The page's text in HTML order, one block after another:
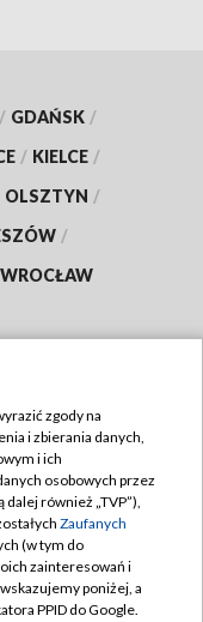
/ GDAŃSK /
/ KIELCE /
OLSZTYN /
/
WROCŁAW
zgody na
i zbierania danych,
i ich
osobowych przez
dalej również „TVP”),
Zaufanych
(w tym do
zainteresowań i
poniżej, a
PPID do Google.